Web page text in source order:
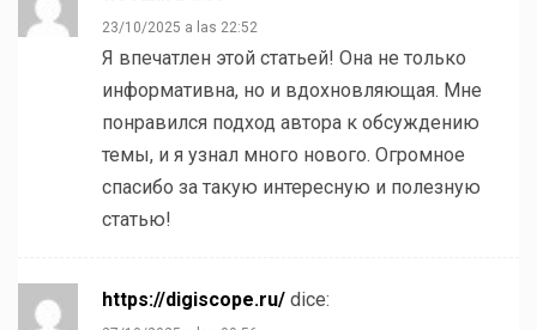
23/10/2025 a las 22:52
Я впечатлен этой статьей! Она не только
информативна, но и вдохновляющая. Мне
понравился подход автора к обсуждению
темы, и я узнал много нового. Огромное
спасибо за такую интересную и полезную
статью!
https://digiscope.ru/ dice: